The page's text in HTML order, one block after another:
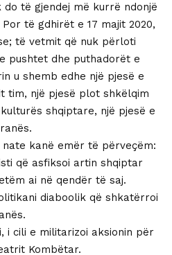
do të gjendej më kurrë ndonjë
të gdhirët e 17 majit 2020,
të vetmit që nuk përloti
pushtet dhe puthadorët e
u shemb edhe një pjesë e
tim, një pjesë plot shkëlqim
shqiptare, një pjesë e
nate kanë emër të përveçëm:
që asfiksoi artin shqiptar
ai në qendër të saj.
diaboolik që shkatërroi
i cili e militarizoi aksionin për
Kombëtar.